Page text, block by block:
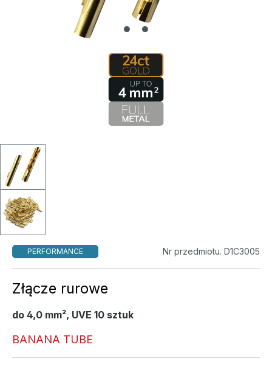
PERFORMANCE Nr przedmiotu. D1C3005
Złącze rurowe
do 4,0 mm², UVE 10 sztuk
BANANA TUBE